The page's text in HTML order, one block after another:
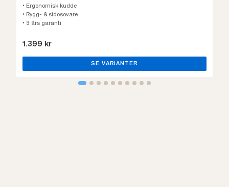
• Ergonomisk kudde
• Rygg- & sidosovare
• 3 års garanti
1.399 kr
SE VARIANTER